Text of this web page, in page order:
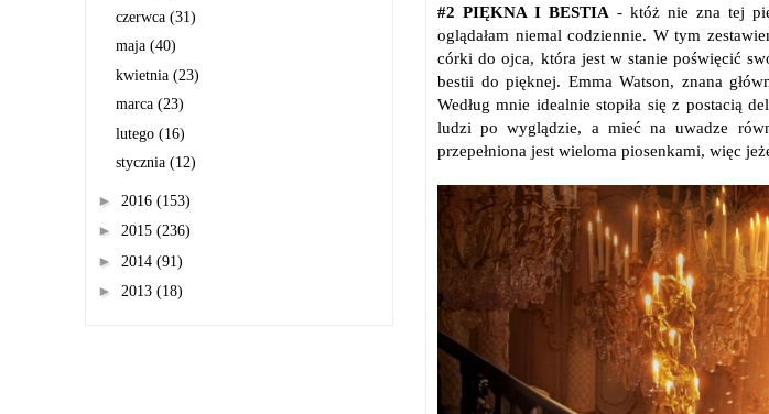
#2 PIĘKNA I BESTIA - któż nie zna tej
oglądałam niemal codziennie. W tym
córki do ojca, która jest w stanie poświęcić
bestii do pięknej. Emma Watson, znana
Według mnie idealnie stopiła się z postacią
ludzi po wyglądzie, a mieć na uwadze
przepełniona jest wieloma piosenkami, więc
czerwca (31)
maja (40)
kwietnia (23)
marca (23)
lutego (16)
stycznia (12)
► 2016 (153)
► 2015 (236)
► 2014 (91)
► 2013 (18)